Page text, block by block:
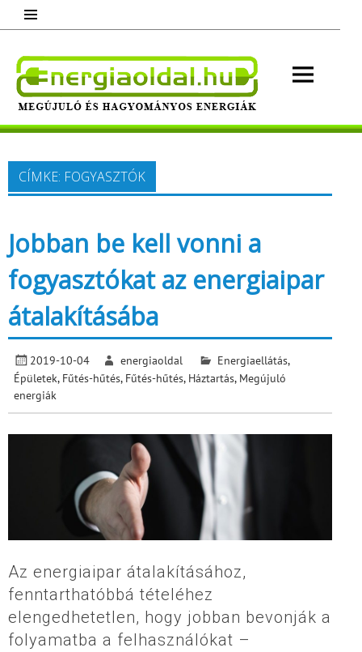
content
Megújuló és hagyományos energiák.
Minden, ami energia!
CÍMKE: FOGYASZTÓK
Jobban be kell vonni a
fogyasztókat az energiaipar
átalakításába
2019-10-04 energiaoldal Energiaellátás,
Épületek, Fűtés-hűtés, Fűtés-hűtés, Háztartás, Megújuló
energiák
Az energiaipar átalakításához,
fenntarthatóbbá tételéhez
elengedhetetlen, hogy jobban bevonják a
folyamatba a felhasználókat –